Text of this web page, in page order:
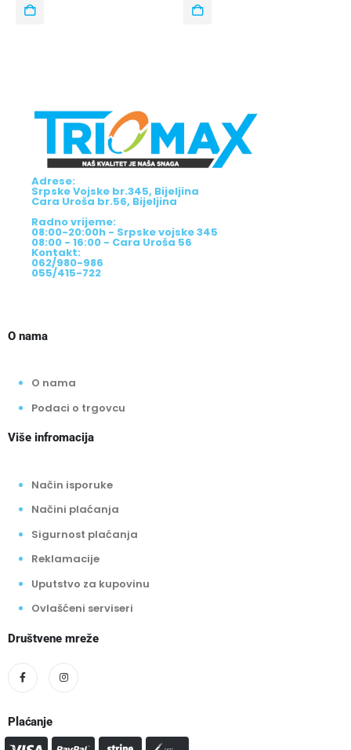
Adrese:
Srpske Vojske br.345, Bijeljina
Cara Uroša br.56, Bijeljina
Radno vrijeme:
08:00-20:00h - Srpske vojske 345
08:00 - 16:00 - Cara Uroša 56
Kontakt:
062/980-986
055/415-722
O nama
O nama
Podaci o trgovcu
Više infromacija
Način isporuke
Načini plaćanja
Sigurnost plaćanja
Reklamacije
Uputstvo za kupovinu
Ovlašćeni serviseri
Društvene mreže
Plaćanje